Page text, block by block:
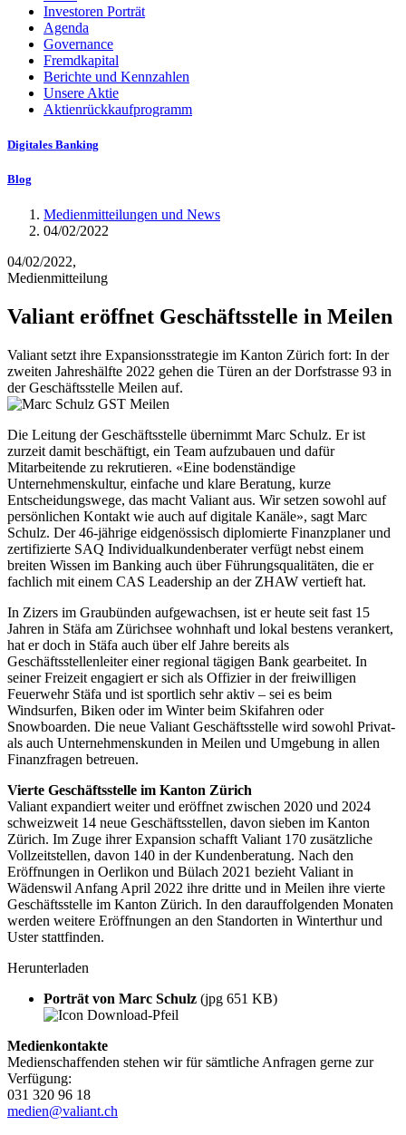
Investoren Porträt
Agenda
Governance
Fremdkapital
Berichte und Kennzahlen
Unsere Aktie
Aktienrückkaufprogramm
Digitales Banking
Blog
Medienmitteilungen und News
04/02/2022
04/02/2022,
Medienmitteilung
Valiant eröffnet Geschäftsstelle in Meilen
Valiant setzt ihre Expansionsstrategie im Kanton Zürich fort: In der
zweiten Jahreshälfte 2022 gehen die Türen an der Dorfstrasse 93 in
der Geschäftsstelle Meilen auf.
Die Leitung der Geschäftsstelle übernimmt Marc Schulz. Er ist
zurzeit damit beschäftigt, ein Team aufzubauen und dafür
Mitarbeitende zu rekrutieren. «Eine bodenständige
Unternehmenskultur, einfache und klare Beratung, kurze
Entscheidungswege, das macht Valiant aus. Wir setzen sowohl auf
persönlichen Kontakt wie auch auf digitale Kanäle», sagt Marc
Schulz. Der 46-jährige eidgenössisch diplomierte Finanzplaner und
zertifizierte SAQ Individualkundenberater verfügt nebst einem
breiten Wissen im Banking auch über Führungsqualitäten, die er
fachlich mit einem CAS Leadership an der ZHAW vertieft hat.
In Zizers im Graubünden aufgewachsen, ist er heute seit fast 15
Jahren in Stäfa am Zürichsee wohnhaft und lokal bestens verankert,
hat er doch in Stäfa auch über elf Jahre bereits als
Geschäftsstellenleiter einer regional tägigen Bank gearbeitet. In
seiner Freizeit engagiert er sich als Offizier in der freiwilligen
Feuerwehr Stäfa und ist sportlich sehr aktiv – sei es beim
Windsurfen, Biken oder im Winter beim Skifahren oder
Snowboarden. Die neue Valiant Geschäftsstelle wird sowohl Privat-
als auch Unternehmenskunden in Meilen und Umgebung in allen
Finanzfragen betreuen.
Vierte Geschäftsstelle im Kanton Zürich
Valiant expandiert weiter und eröffnet zwischen 2020 und 2024
schweizweit 14 neue Geschäftsstellen, davon sieben im Kanton
Zürich. Im Zuge ihrer Expansion schafft Valiant 170 zusätzliche
Vollzeitstellen, davon 140 in der Kundenberatung. Nach den
Eröffnungen in Oerlikon und Bülach 2021 bezieht Valiant in
Wädenswil Anfang April 2022 ihre dritte und in Meilen ihre vierte
Geschäftsstelle im Kanton Zürich. In den darauffolgenden Monaten
werden weitere Eröffnungen an den Standorten in Winterthur und
Uster stattfinden.
Herunterladen
Porträt von Marc Schulz (jpg 651 KB)
Medienkontakte
Medienschaffenden stehen wir für sämtliche Anfragen gerne zur
Verfügung:
031 320 96 18
medien@valiant.ch